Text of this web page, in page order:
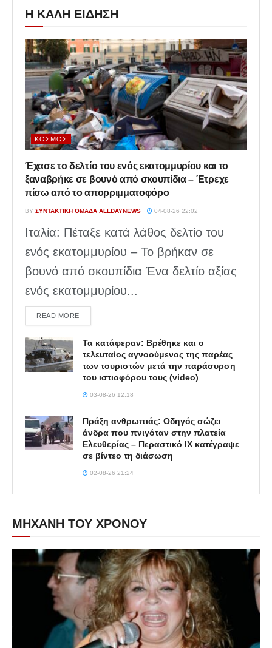
Η ΚΑΛΗ ΕΙΔΗΣΗ
ΚΌΣΜΟΣ
Έχασε το δελτίο του ενός εκατομμυρίου και το
ξαναβρήκε σε βουνό από σκουπίδια – Έτρεχε
πίσω από το απορριμματοφόρο
BY ΣΥΝΤΑΚΤΙΚΉ ΟΜΆΔΑ ALLDAYNEWS 04-08-26 22:02
Ιταλία: Πέταξε κατά λάθος δελτίο του
ενός εκατομμυρίου – Το βρήκαν σε
βουνό από σκουπίδια Ένα δελτίο αξίας
ενός εκατομμυρίου...
READ MOREDETAILS
Τα κατάφεραν: Βρέθηκε και ο
τελευταίος αγνοούμενος της παρέας
των τουριστών μετά την παράσυρση
του ιστιοφόρου τους (video)
03-08-26 12:18
Πράξη ανθρωπιάς: Οδηγός σώζει
άνδρα που πνιγόταν στην πλατεία
Ελευθερίας – Περαστικό ΙΧ κατέγραψε
σε βίντεο τη διάσωση
02-08-26 21:24
ΜΗΧΑΝΗ ΤΟΥ ΧΡΟΝΟΥ